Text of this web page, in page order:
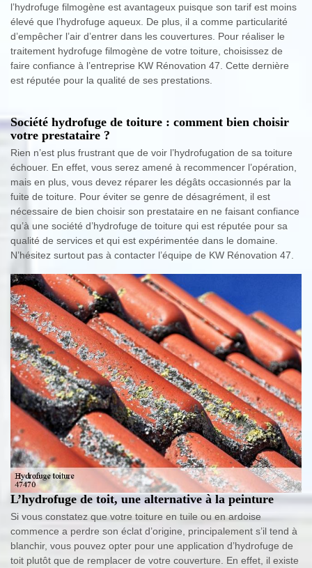
l’hydrofuge filmogène est avantageux puisque son tarif est moins
élevé que l’hydrofuge aqueux. De plus, il a comme particularité
d’empêcher l’air d’entrer dans les couvertures. Pour réaliser le
traitement hydrofuge filmogène de votre toiture, choisissez de
faire confiance à l’entreprise KW Rénovation 47. Cette dernière
est réputée pour la qualité de ses prestations.
Société hydrofuge de toiture : comment bien choisir
votre prestataire ?
Rien n’est plus frustrant que de voir l’hydrofugation de sa toiture
échouer. En effet, vous serez amené à recommencer l’opération,
mais en plus, vous devez réparer les dégâts occasionnés par la
fuite de toiture. Pour éviter se genre de désagrément, il est
nécessaire de bien choisir son prestataire en ne faisant confiance
qu’à une société d’hydrofuge de toiture qui est réputée pour sa
qualité de services et qui est expérimentée dans le domaine.
N’hésitez surtout pas à contacter l’équipe de KW Rénovation 47.
L’hydrofuge de toit, une alternative à la peinture
Si vous constatez que votre toiture en tuile ou en ardoise
commence a perdre son éclat d’origine, principalement s’il tend à
blanchir, vous pouvez opter pour une application d’hydrofuge de
toit plutôt que de remplacer de votre couverture. En effet, il existe